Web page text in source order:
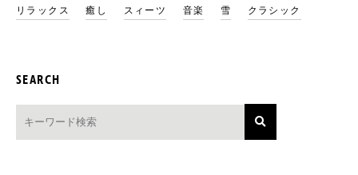
リラックス
癒し スィーツ 音楽 雪 クラシック
SEARCH